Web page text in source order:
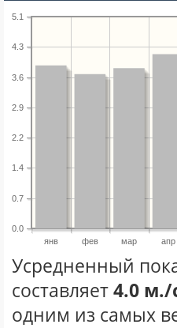
янв фев мар апр
0.0
0.7
1.4
2.2
2.9
3.6
4.3
5.1
Усредненный
составляет4.0 м./
одним из самых